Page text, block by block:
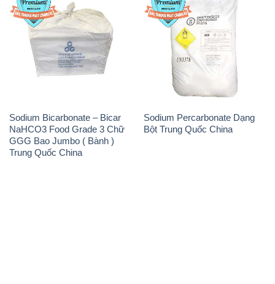
Sodium Bicarbonate – Bicar
NaHCO3 Food Grade 3 Chữ
GGG Bao Jumbo ( Bành )
Trung Quốc China
Sodium Percarbonate Dạng
Bột Trung Quốc China